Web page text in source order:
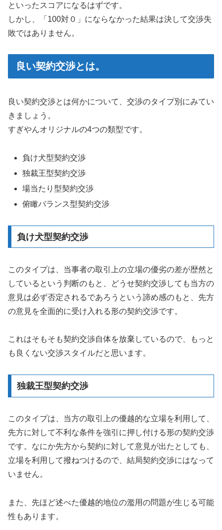
といったスコアになるはずです。
しかし、「100対０」にならなかった結果は決して交渉失
敗ではありません。
良い契約交渉とは。
良い契約交渉とは何かについて、交渉のタイプ別にみてい
きましょう。
すぎやんオリジナルの4つの類型です。
負け犬型契約交渉
独裁王型契約交渉
場当たり型契約交渉
俯瞰バランス型契約交渉
負け犬型契約交渉
このタイプは、当事者の取引上の立場の優劣の差が歴然と
しているという判断のもと、どうせ契約交渉しても当方の
意見は必ず否定されるであろうという諦め感のもと、先方
の意見を全面的に受け入れる形の契約交渉です。
これはそもそも契約交渉自体を放棄しているので、もっと
も良くない交渉スタイルだと思います。
独裁王型契約交渉
このタイプは、当方の取引上の優越的な立場を利用して、
先方に対して不利な条件を強引に押し付ける形の契約交渉
です。なにか先方から契約に対して意見が出たとしても、
立場を利用して撥ねつけるので、結局契約交渉にはなって
いません。
また、先ほど述べた優越的地位の濫用の問題が生じる可能
性もあります。